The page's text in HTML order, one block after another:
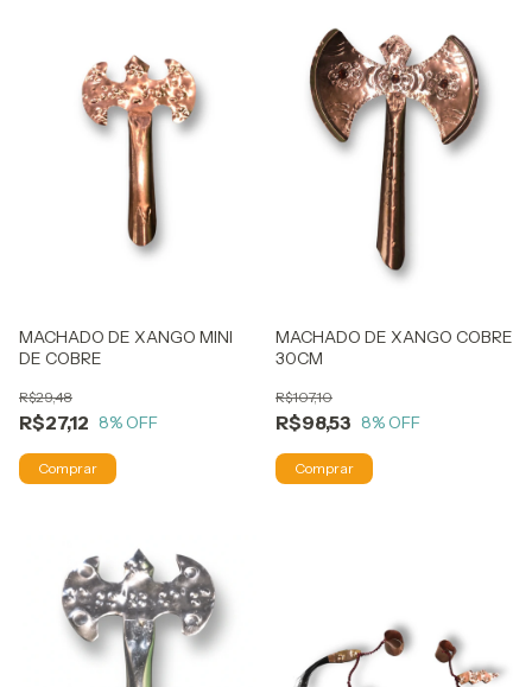
MACHADO DE XANGO MINI
DE COBRE
R$27,12
R$29,48
8% OFF
MACHADO DE XANGO COBRE
30CM
R$98,53
R$107,10
8% OFF